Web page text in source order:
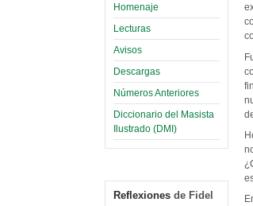
Homenaje
Lecturas
Avisos
Descargas
Números Anteriores
Diccionario del Masista
Ilustrado (DMI)
Reflexiones de Fidel